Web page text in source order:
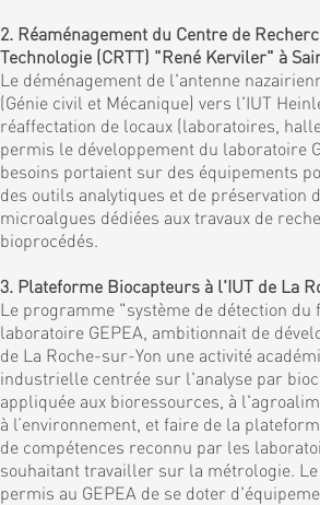
2. Réaménagement du Centre de
Technologie (CRTT) "René Kerviler" à
Le déménagement de l'antenne
(Génie civil et Mécanique) vers l'IUT
réaffectation de locaux (laboratoires,
permis le développement du laboratoire
besoins portaient sur des équipements
des outils analytiques et de préservation
microalgues dédiées aux travaux de
bioprocédés.
3. Plateforme Biocapteurs à l'IUT de La
Le programme "système de détection
laboratoire GEPEA, ambitionnait de
de La Roche-sur-Yon une activité
industrielle centrée sur l'analyse par
appliquée aux bioressources, à
à l’environnement, et faire de la
de compétences reconnu par les
souhaitant travailler sur la métrologie. Le
permis au GEPEA de se doter